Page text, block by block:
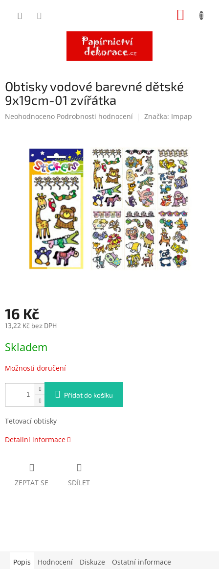
Obtisky vodové barevné dětské
9x19cm-01 zvířátka
Průměrné
hvězdiček.
Neohodnoceno Podrobnosti hodnocení Značka: Impap
16 Kč
13,22 Kč bez DPH
cena:
Skladem
Možnosti doručení
Přidat do košíku
Tetovací obtisky
Detailní informace
ZEPTAT SE SDÍLET
Popis Hodnocení Diskuze Ostatní informace